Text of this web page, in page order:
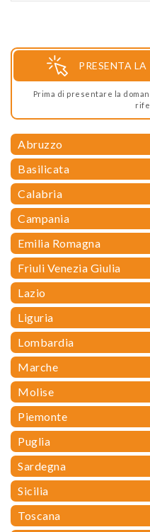
PRESENTA
Prima di presentare la
Abruzzo
Basilicata
Calabria
Campania
Emilia Romagna
Friuli Venezia Giulia
Lazio
Liguria
Lombardia
Marche
Molise
Piemonte
Puglia
Sardegna
Sicilia
Toscana